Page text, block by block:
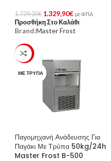
1.729,00€ 1.329,90€ με ΦΠΑ
Προσθήκη Στο Καλάθι
Brand:Master Frost
-23%
ΜΕ ΤΡΎΠΑ
Παγομηχανή Ανάδευσης Για
Παγάκι Με Τρύπα 50kg/24h
Master Frost B-500